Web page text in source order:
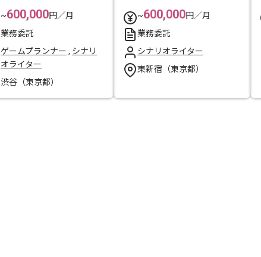
~600,000円／月
業務委託
ゲームプランナー , シナリ
オライター
渋谷（東京都）
~600,000円／月
業務委託
シナリオライター
東新宿（東京都）